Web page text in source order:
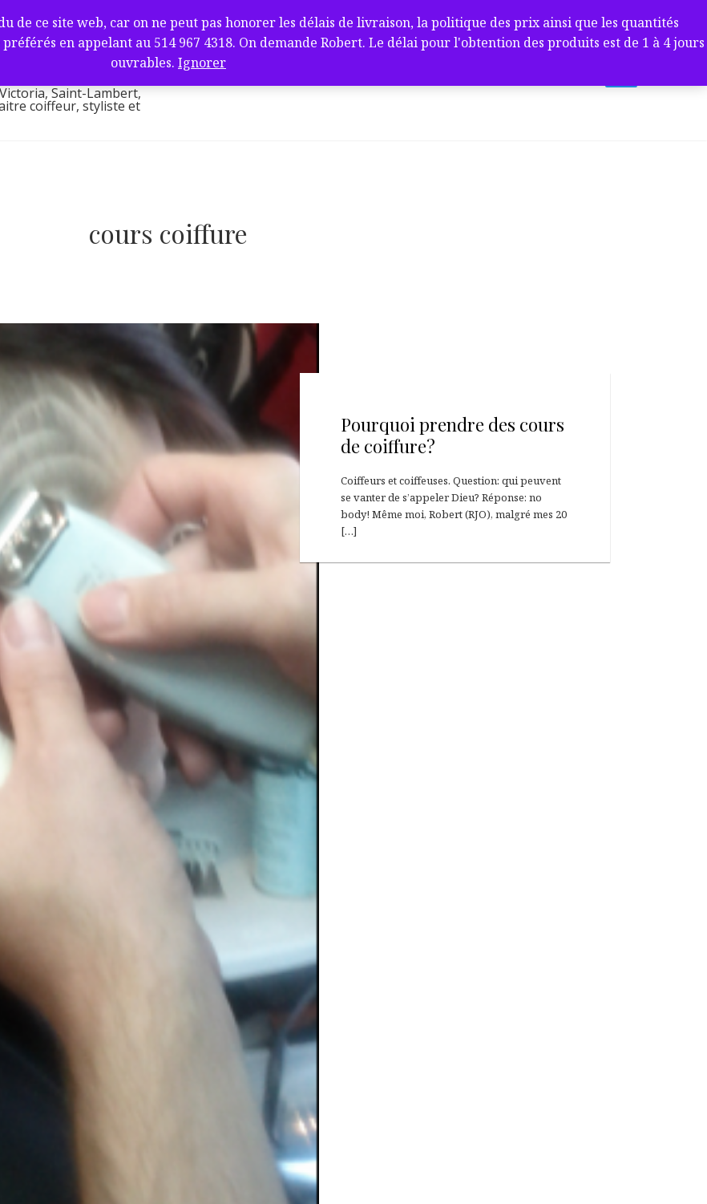
de ce site web, car on ne peut pas honorer les délais de livraison, la politique des prix ainsi que les quantités
en appelant au 514 967 4318. On demande Robert. Le délai pour l'obtention des produits est de 1 à 4 jours
ouvrables. Ignorer
et barbier
QC J4V
Saint-Lambert,
coiffeur, styliste et
cours coiffure
Pourquoi prendre des cours
de coiffure?
Coiffeurs et coiffeuses. Question: qui peuvent
se vanter de s’appeler Dieu? Réponse: no
body! Même moi, Robert (RJO), malgré mes 20
[…]